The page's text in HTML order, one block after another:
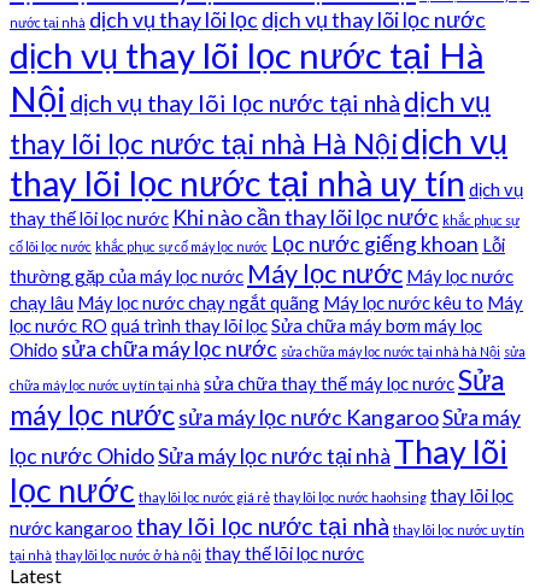
nước tại nhà dịch vụ thay lõi lọc dịch vụ thay lõi lọc nước
dịch vụ thay lõi lọc nước tại Hà
Nội dịch vụ thay lõi lọc nước tại nhà dịch vụ
thay lõi lọc nước tại nhà Hà Nộidịch vụ
thay lõi lọc nước tại nhà uy tín dịch vụ
thay thế lõi lọc nước Khi nào cần thay lõi lọc nước khắc phục sự
cố lõi lọc nước khắc phục sự cố máy lọc nước Lọc nước giếng khoan Lỗi
thường gặp của máy lọc nước Máy lọc nước Máy lọc nước
chạy lâu Máy lọc nước chạy ngắt quãng Máy lọc nước kêu to Máy
lọc nước RO quá trình thay lõi lọcSửa chữa máy bơm máy lọc
Ohido sửa chữa máy lọc nước sửa chữa máy lọc nước tại nhà hà Nội sửa
chữa máy lọc nước uy tín tại nhà sửa chữa thay thế máy lọc nướcSửa
máy lọc nướcsửa máy lọc nước KangarooSửa máy
lọc nước OhidoSửa máy lọc nước tại nhà Thay lõi
lọc nước thay lõi lọc nước giá rẻ thay lõi lọc nước haohsing thay lõi lọc
nước kangaroo thay lõi lọc nước tại nhà thay lõi lọc nước uy tín
tại nhà thay lõi lọc nước ở hà nội thay thế lõi lọc nước
Latest